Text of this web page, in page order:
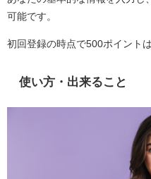
可能です。
初回登録の時点で500ポイント
使い方・出来ること